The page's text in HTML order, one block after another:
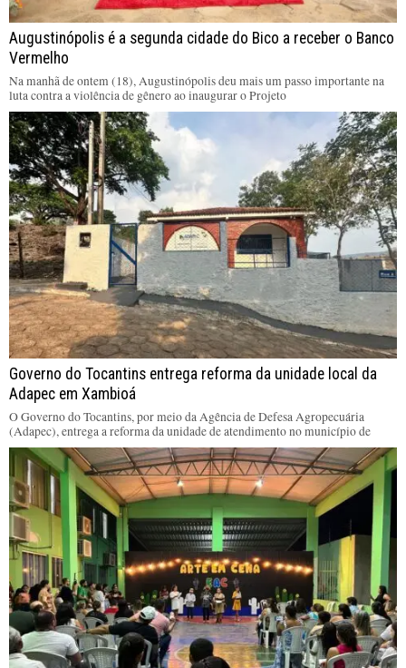
Augustinópolis é a segunda cidade do Bico a receber o Banco
Vermelho
Na manhã de ontem (18), Augustinópolis deu mais um passo importante na
luta contra a violência de gênero ao inaugurar o Projeto
Governo do Tocantins entrega reforma da unidade local da
Adapec em Xambioá
O Governo do Tocantins, por meio da Agência de Defesa Agropecuária
(Adapec), entrega a reforma da unidade de atendimento no município de